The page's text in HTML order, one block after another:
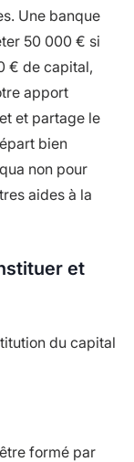
Une banque
50 000 € si
€ de capital,
apport
et partage le
bien
non pour
aides à la
et
du capital
formé par